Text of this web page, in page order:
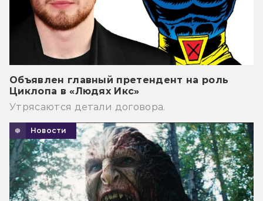
Объявлен главный претендент на роль
Циклопа в «Людях Икс»
Утрясаются детали договора.
Новости